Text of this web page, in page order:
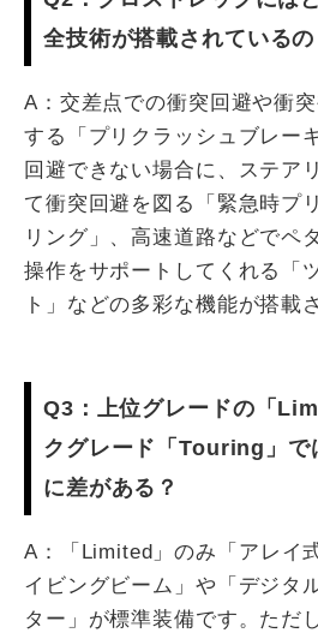
全技術が搭載されているの
A：交差点での衝突回避や衝
する「プリクラッシュブレー
回避できない場合に、ステア
て衝突回避を図る「緊急時プ
リング」、高速道路などでペ
操作をサポートしてくれる「
ト」などの多彩な機能が搭載
Q3：上位グレードの「
クグレード「Touring」で
に差がある？
A：「Limited」のみ「アレイ
イビングビーム」や「デジタ
ター」が標準装備です。ただ